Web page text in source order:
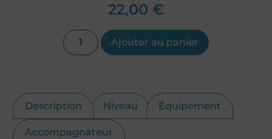
22,00 €
Ajouter au panier
Description Niveau Équipement
Accompagnateur